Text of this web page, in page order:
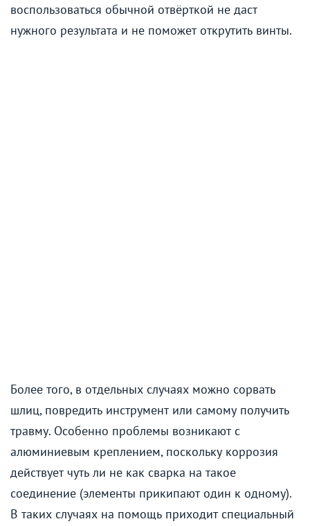
воспользоваться обычной отвёрткой не даст
нужного результата и не поможет открутить винты.
Более того, в отдельных случаях можно сорвать
шлиц, повредить инструмент или самому получить
травму. Особенно проблемы возникают с
алюминиевым креплением, поскольку коррозия
действует чуть ли не как сварка на такое
соединение (элементы прикипают один к одному).
В таких случаях на помощь приходит специальный